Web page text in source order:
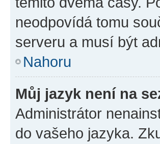
neodpovídá tomu
serveru a musí být
Nahoru
Můj jazyk není na
Administrátor
do vašeho jazyka.